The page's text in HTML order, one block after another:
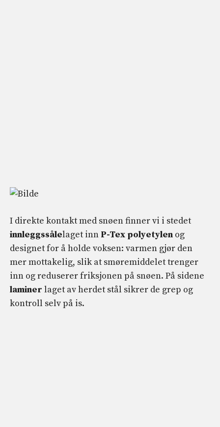
I direkte kontakt med snøen finner vi i stedet
innleggssålelaget inn P-Tex polyetylen og
designet for å holde voksen: varmen gjør den
mer mottakelig, slik at smøremiddelet trenger
inn og reduserer friksjonen på snøen. På sidene
laminer laget av herdet stål sikrer de grep og
kontroll selv på is.